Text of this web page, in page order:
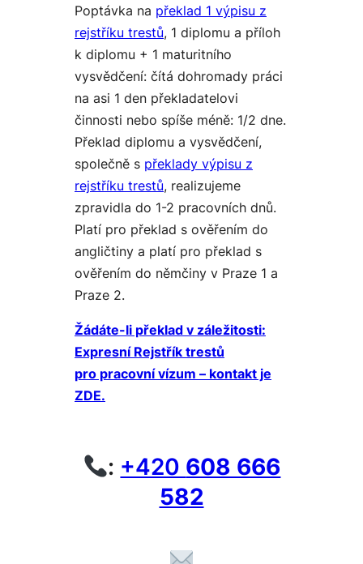
Poptávka na překlad 1 výpisu z
rejstříku trestů, 1 diplomu a příloh
k diplomu + 1 maturitního
vysvědčení: čítá dohromady práci
na asi 1 den překladatelovi
činnosti nebo spíše méně: 1/2 dne.
Překlad diplomu a vysvědčení,
společně s překlady výpisu z
rejstříku trestů, realizujeme
zpravidla do 1-2 pracovních dnů.
Platí pro překlad s ověřením do
angličtiny a platí pro překlad s
ověřením do němčiny v Praze 1 a
Praze 2.
Žádáte-li překlad v záležitosti:
Expresní Rejstřík trestů
pro pracovní vízum – kontakt je
ZDE.
: +420 608 666
582